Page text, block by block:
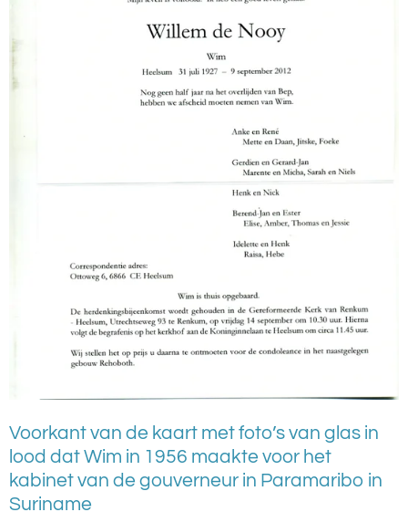
Voorkant van de kaart met foto’s van glas in
lood dat Wim in 1956 maakte voor het
kabinet van de gouverneur in Paramaribo in
Suriname